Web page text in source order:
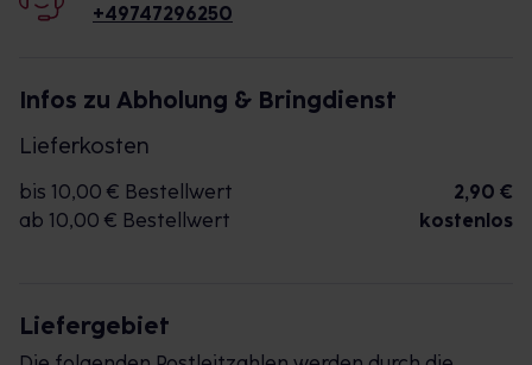
+49747296250
Infos zu Abholung & Bringdienst
Lieferkosten
bis 10,00 € Bestellwert
2,90 €
ab 10,00 € Bestellwert
kostenlos
Liefergebiet